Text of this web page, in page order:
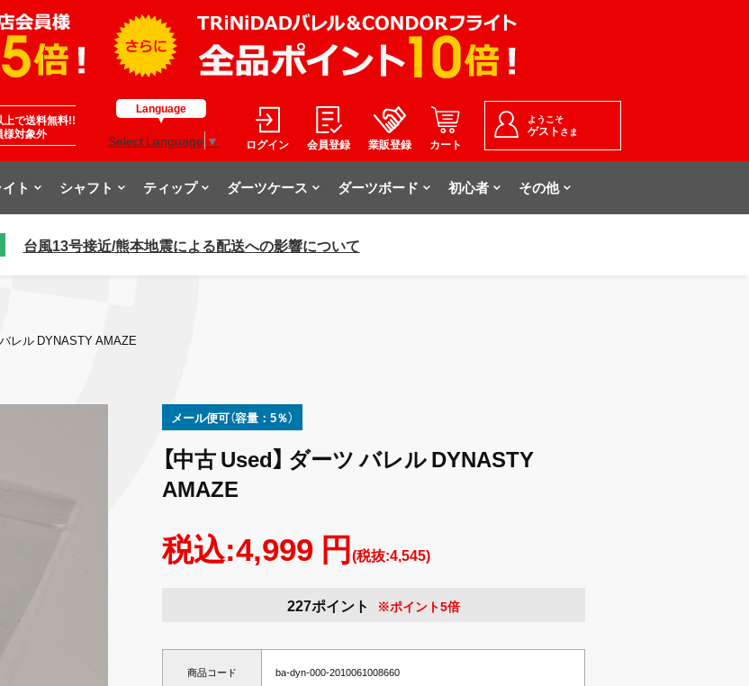
上で送料無料!!
対象外
Language
Select Language ▼ ログイン 会員登録 業販登録 カート
ようこそ
ゲスト さま
ト シャフト ティップ ダーツケース ダーツボード 初心者 その他
台風13号接近/熊本地震による配送への影響について
バレル DYNASTY AMAZE
メール便可（容量：5％）
【中古 Used】 ダーツ バレル DYNASTY
AMAZE
税込:4,999 円(税抜:4,545)
227ポイント ※ポイント5倍
商品コード ba-dyn-000-2010061008660